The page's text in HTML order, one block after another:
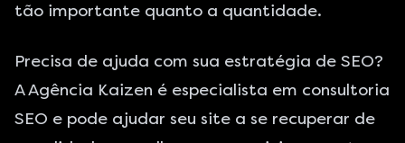
tão importante quanto a quantidade.
Precisa de ajuda com sua estratégia de SEO?
A Agência Kaizen é especialista em consultoria
SEO e pode ajudar seu site a se recuperar de